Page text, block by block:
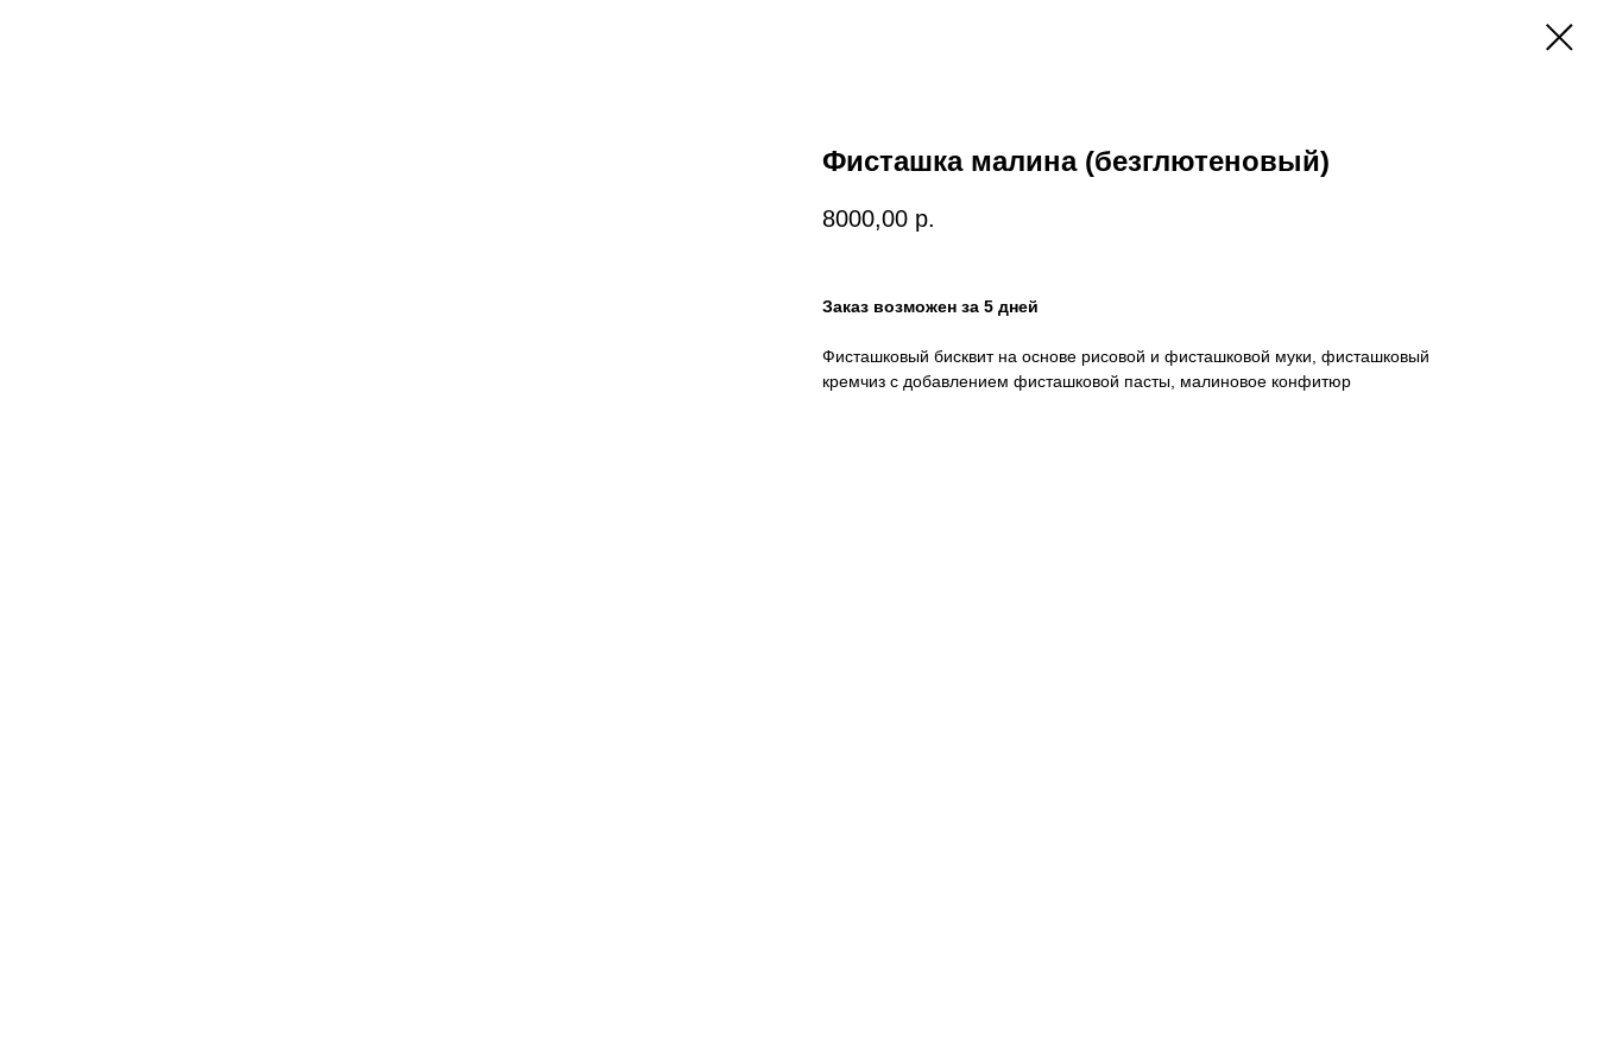
Фисташка малина (безглютеновый)
8000,00 р.
Заказ возможен за 5 дней
Фисташковый бисквит на основе рисовой и фисташковой муки, фисташковый
кремчиз с добавлением фисташковой пасты, малиновое конфитюр